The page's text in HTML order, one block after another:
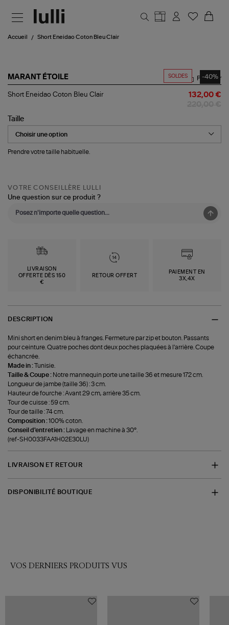
Accueil Short Eneidao Coton Bleu Clair
SOLDES -40%
MARANT ÉTOILE
Short
Bleu
Clair
Partager
Short Eneidao Coton Bleu Clair 132,00 €
Taille
Prendre votre taille habituelle.
VOTRE CONSEILLÈRE LULLI
Une question sur ce produit ?
LIVRAISON
OFFERTE DÈS 150
€
RETOUR OFFERT
PAIEMENT EN
3X,4X
DESCRIPTION
Mini short en denim bleu à franges. Fermeture par zip et bouton. Passants
pour ceinture. Quatre poches dont deux poches plaquées à l'arrière. Coupe
échancrée.
Made in :Tunisie.
Taille & Coupe : Notre mannequin porte une taille 36 et mesure 172 cm.
Longueur de jambe (taille 36) : 3 cm.
Hauteur de fourche : Avant 29 cm, arrière 35 cm.
Tour de cuisse : 59 cm.
Tour de taille : 74 cm.
Composition :100% coton.
Conseil d'entretien :
Lavage en machine à 30°.
(ref-SH0033FAA1H02E30LU)
LIVRAISON ET RETOUR
DISPONIBILITÉ BOUTIQUE
VOS DERNIERS PRODUITS VUS